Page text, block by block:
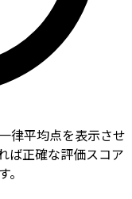
律平均点を表示させ
ば正確な評価スコア